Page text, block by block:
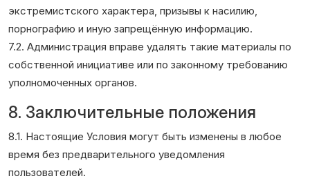
экстремистского характера, призывы к насилию,
порнографию и иную запрещённую информацию.
7.2. Администрация вправе удалять такие материалы по
собственной инициативе или по законному требованию
уполномоченных органов.
8. Заключительные положения
8.1. Настоящие Условия могут быть изменены в любое
время без предварительного уведомления
пользователей.